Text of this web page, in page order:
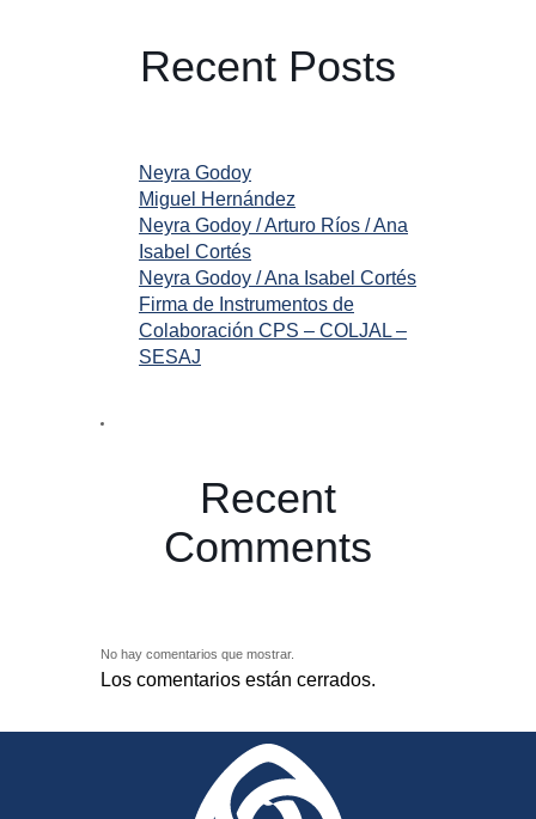
Recent Posts
Neyra Godoy
Miguel Hernández
Neyra Godoy / Arturo Ríos / Ana
Isabel Cortés
Neyra Godoy / Ana Isabel Cortés
Firma de Instrumentos de
Colaboración CPS – COLJAL –
SESAJ
Recent
Comments
No hay comentarios que mostrar.
Los comentarios están cerrados.